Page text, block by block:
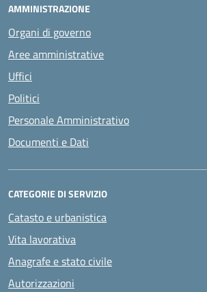
AMMINISTRAZIONE
Organi di governo
Aree amministrative
Uffici
Politici
Personale Amministrativo
Documenti e Dati
CATEGORIE DI SERVIZIO
Catasto e urbanistica
Vita lavorativa
Anagrafe e stato civile
Autorizzazioni